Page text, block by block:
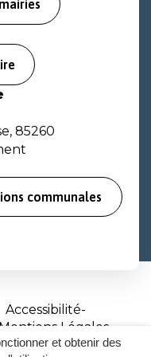
et obtenir des
85260
communales
Accessibilité
Mentions Légales